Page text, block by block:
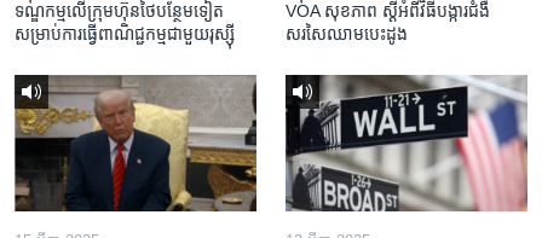
ទណ្ឌកម្ម​លើ​ក្រុមហ៊ុន​ថៃ​បន្ថែម​ទៀត​
សម្រាប់​ការ​ធ្វើ​ពាណិជ្ជកម្ម​ជាមួយ​រុស្ស៊ី
VOA សុខភាព ស្ដី​អំពី​វិធី​បង្ការ​ជំងឺ​
សរសៃ​ឈាម​បេះដូង